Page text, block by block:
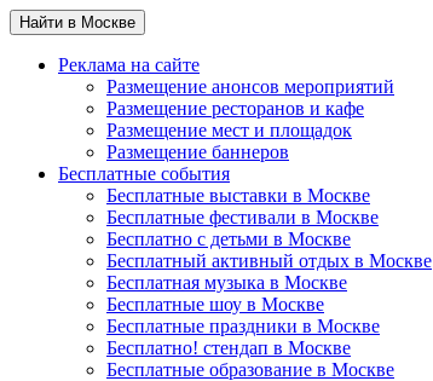
Найти в Москве
Реклама на сайте
Размещение анонсов мероприятий
Размещение ресторанов и кафе
Размещение мест и площадок
Размещение баннеров
Бесплатные события
Бесплатные выставки в Москве
Бесплатные фестивали в Москве
Бесплатно с детьми в Москве
Бесплатный активный отдых в Москве
Бесплатная музыка в Москве
Бесплатные шоу в Москве
Бесплатные праздники в Москве
Бесплатно! стендап в Москве
Бесплатные образование в Москве